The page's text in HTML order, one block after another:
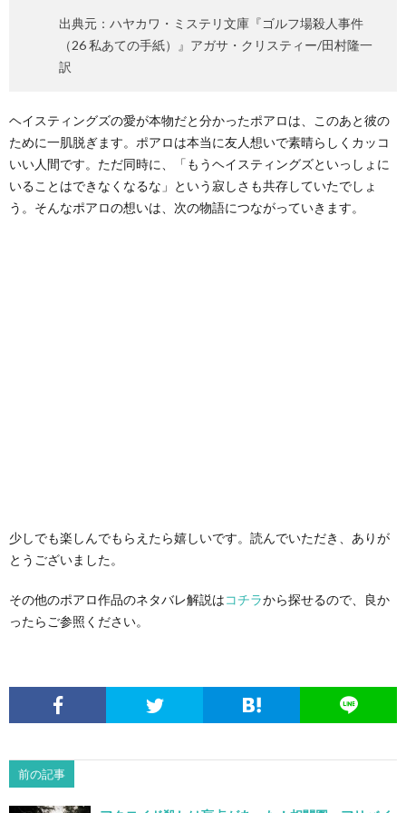
出典元：ハヤカワ・ミステリ文庫『ゴルフ場殺人事件
（26 私あての手紙）』アガサ・クリスティー/田村隆一
訳
ヘイスティングズの愛が本物だと分かったポアロは、このあと彼の
ために一肌脱ぎます。ポアロは本当に友人想いで素晴らしくカッコ
いい人間です。ただ同時に、「もうヘイスティングズといっしょに
いることはできなくなるな」という寂しさも共存していたでしょ
う。そんなポアロの想いは、次の物語につながっていきます。
少しでも楽しんでもらえたら嬉しいです。読んでいただき、ありが
とうございました。
その他のポアロ作品のネタバレ解説はコチラから探せるので、良か
ったらご参照ください。
前の記事